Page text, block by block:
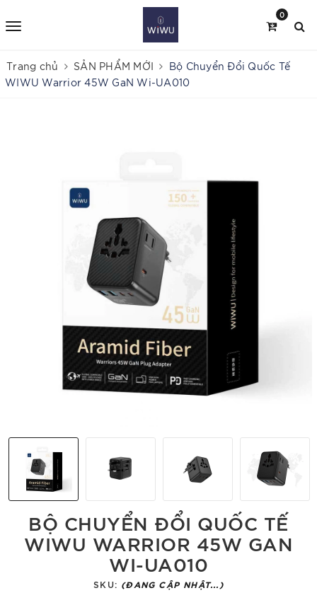
0
Trang chủ SẢN PHẨM MỚI
Bộ Chuyển Đổi Quốc Tế
WIWU Warrior 45W GaN Wi-UA010
BỘ CHUYỂN ĐỔI QUỐC TẾ
WIWU WARRIOR 45W GAN
WI-UA010
SKU: (ĐANG CẬP NHẬT...)